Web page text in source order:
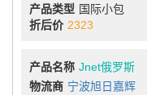
产品类型 国际小包
折后价 2323
产品名称 Jnet俄罗斯
物流商 宁波旭日嘉辉